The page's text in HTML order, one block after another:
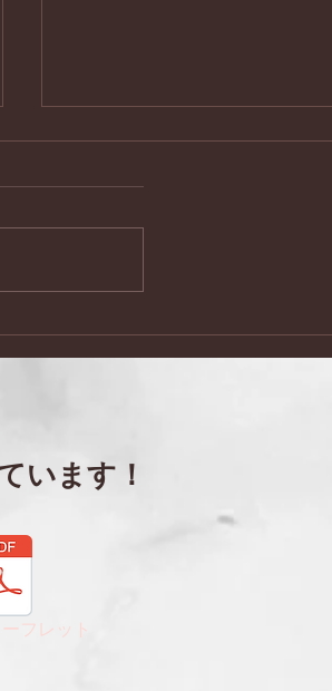
「セミナーと語らいの夕べ」
第２０回
います！
フレット